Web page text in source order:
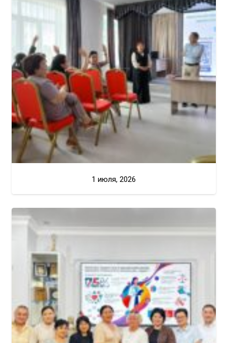
1 июля, 2026